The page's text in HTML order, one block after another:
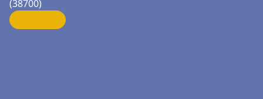
(38700)